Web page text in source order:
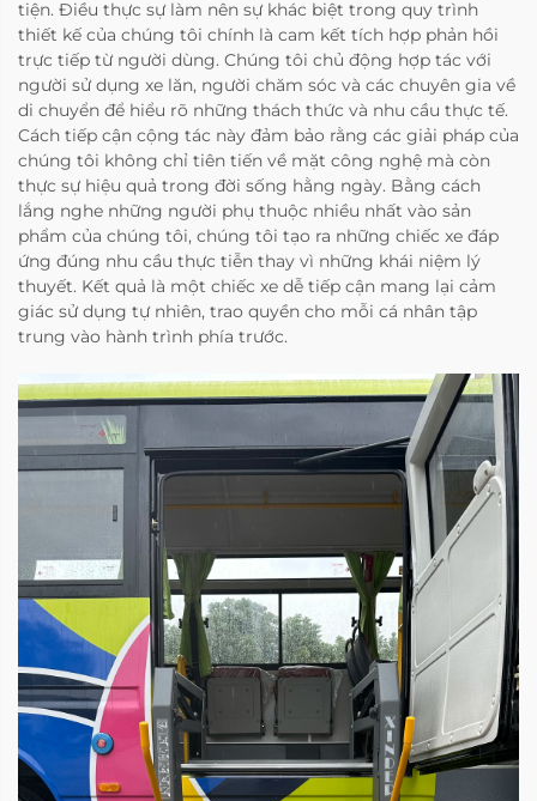
tiện. Điều thực sự làm nên sự khác biệt trong quy trình
thiết kế của chúng tôi chính là cam kết tích hợp phản hồi
trực tiếp từ người dùng. Chúng tôi chủ động hợp tác với
người sử dụng xe lăn, người chăm sóc và các chuyên gia về
di chuyển để hiểu rõ những thách thức và nhu cầu thực tế.
Cách tiếp cận cộng tác này đảm bảo rằng các giải pháp của
chúng tôi không chỉ tiên tiến về mặt công nghệ mà còn
thực sự hiệu quả trong đời sống hằng ngày. Bằng cách
lắng nghe những người phụ thuộc nhiều nhất vào sản
phẩm của chúng tôi, chúng tôi tạo ra những chiếc xe đáp
ứng đúng nhu cầu thực tiễn thay vì những khái niệm lý
thuyết. Kết quả là một chiếc xe dễ tiếp cận mang lại cảm
giác sử dụng tự nhiên, trao quyền cho mỗi cá nhân tập
trung vào hành trình phía trước.